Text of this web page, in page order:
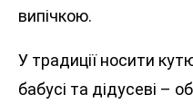
випічкою.
У традиції носити
бабусі та дідусеві –